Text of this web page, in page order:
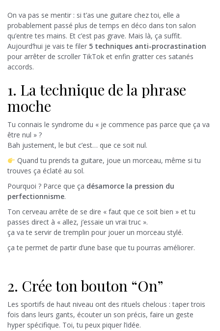
On va pas se mentir : si t’as une guitare chez toi, elle a
probablement passé plus de temps en déco dans ton salon
qu’entre tes mains. Et c’est pas grave. Mais là, ça suffit.
Aujourd’hui je vais te filer 5 techniques anti-procrastination
pour arrêter de scroller TikTok et enfin gratter ces satanés
accords.
1. La technique de la phrase
moche
Tu connais le syndrome du « je commence pas parce que ça va
être nul » ?
Bah justement, le but c’est… que ce soit nul.
Quand tu prends ta guitare, joue un morceau, même si tu
trouves ça éclaté au sol.
Pourquoi ? Parce que ça désamorce la pression du
perfectionnisme.
Ton cerveau arrête de se dire « faut que ce soit bien » et tu
passes direct à « allez, j’essaie un vrai truc ».
ça va te servir de tremplin pour jouer un morceau stylé.
ça te permet de partir d’une base que tu pourras améliorer.
2. Crée ton bouton “On”
Les sportifs de haut niveau ont des rituels chelous : taper trois
fois dans leurs gants, écouter un son précis, faire un geste
hyper spécifique. Toi, tu peux piquer l’idée.